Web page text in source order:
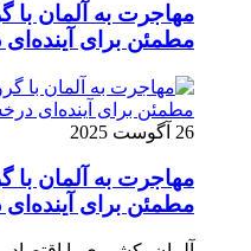
مطمئن برای
26 آگوست 2025
مطمئن برای